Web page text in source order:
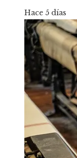
Hace 5 días